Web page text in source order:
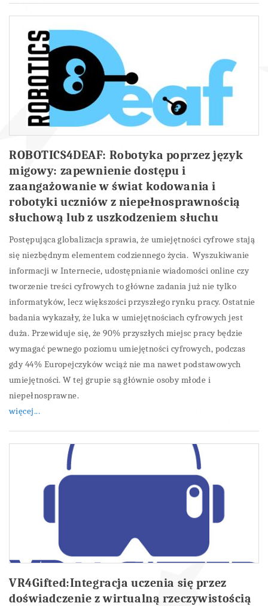
ROBOTICS4DEAF: Robotyka poprzez język
migowy: zapewnienie dostępu i
zaangażowanie w świat kodowania i
robotyki uczniów z niepełnosprawnością
słuchową lub z uszkodzeniem słuchu
Postępująca globalizacja sprawia, że umiejętności cyfrowe stają
się niezbędnym elementem codziennego życia. Wyszukiwanie
informacji w Internecie, udostępnianie wiadomości online czy
tworzenie treści cyfrowych to główne zadania już nie tylko
informatyków, lecz większości przyszłego rynku pracy. Ostatnie
badania wykazały, że luka w umiejętnościach cyfrowych jest
duża. Przewiduje się, że 90% przyszłych miejsc pracy będzie
wymagać pewnego poziomu umiejętności cyfrowych, podczas
gdy 44% Europejczyków wciąż nie ma nawet podstawowych
umiejętności. W tej grupie są głównie osoby młode i
niepełnosprawne.
więcej...
VR4Gifted:Integracja uczenia się przez
doświadczenie z wirtualną rzeczywistością